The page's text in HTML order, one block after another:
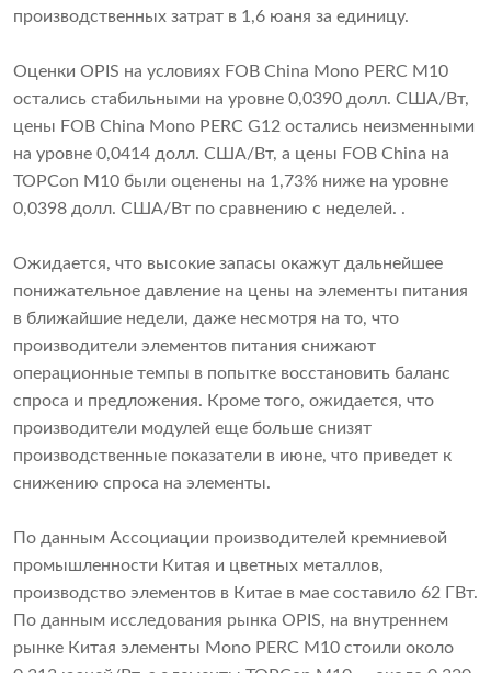
производственных затрат в 1,6 юаня за единицу.
Оценки OPIS на условиях FOB China Mono PERC M10
остались стабильными на уровне 0,0390 долл. США/Вт,
цены FOB China Mono PERC G12 остались неизменными
на уровне 0,0414 долл. США/Вт, а цены FOB China на
TOPCon M10 были оценены на 1,73% ниже на уровне
0,0398 долл. США/Вт по сравнению с неделей. .
Ожидается, что высокие запасы окажут дальнейшее
понижательное давление на цены на элементы питания
в ближайшие недели, даже несмотря на то, что
производители элементов питания снижают
операционные темпы в попытке восстановить баланс
спроса и предложения. Кроме того, ожидается, что
производители модулей еще больше снизят
производственные показатели в июне, что приведет к
снижению спроса на элементы.
По данным Ассоциации производителей кремниевой
промышленности Китая и цветных металлов,
производство элементов в Китае в мае составило 62 ГВт.
По данным исследования рынка OPIS, на внутреннем
рынке Китая элементы Mono PERC M10 стоили около